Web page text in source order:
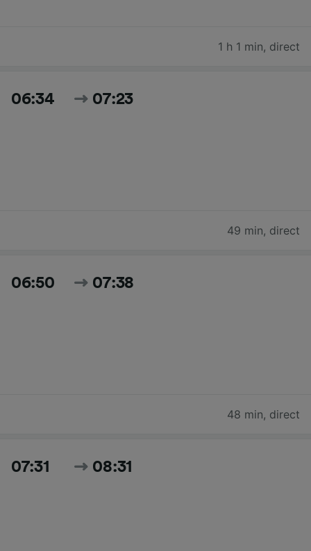
1 h 1 min, direct
06:34 07:23
49 min, direct
06:50 07:38
48 min, direct
07:31 08:31